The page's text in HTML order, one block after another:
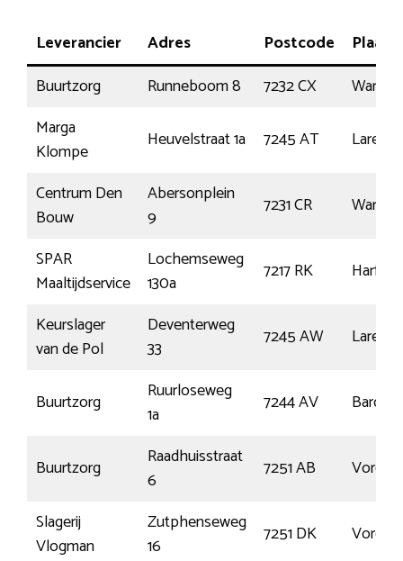
Leverancier Adres Postcode
Plaats
Buurtzorg
Runneboom 8 7232 CX
Marga
Klompe
Heuvelstraat 1a 7245 AT
Laren
Centrum Den
Bouw
Abersonplein
9
7231 CR
SPAR
Maaltijdservice
Lochemseweg
130a
7217 RK
Harfsen
Keurslager
van de Pol
Deventerweg
33
7245 AW Laren
Buurtzorg
Ruurloseweg
1a
7244 AV
Buurtzorg
Raadhuisstraat
6
7251 AB
Vorden
Slagerij
Vlogman
Zutphenseweg
16
7251 DK
Vorden